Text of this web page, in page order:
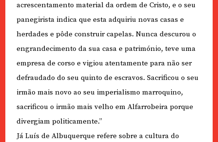
acrescentamento material da ordem de Cristo, e o seu
panegirista indica que esta adquiriu novas casas e
herdades e pôde construir capelas. Nunca descurou o
engrandecimento da sua casa e património, teve uma
empresa de corso e vigiou atentamente para não ser
defraudado do seu quinto de escravos. Sacrificou o seu
irmão mais novo ao seu imperialismo marroquino,
sacrificou o irmão mais velho em Alfarrobeira porque
divergiam politicamente.”
Já Luís de Albuquerque refere sobre a cultura do